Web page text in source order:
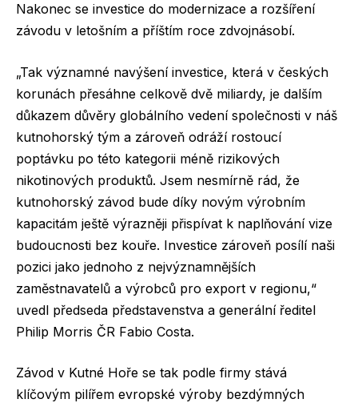
Nakonec se investice do modernizace a rozšíření
závodu v letošním a příštím roce zdvojnásobí.
„Tak významné navýšení investice, která v českých
korunách přesáhne celkově dvě miliardy, je dalším
důkazem důvěry globálního vedení společnosti v náš
kutnohorský tým a zároveň odráží rostoucí
poptávku po této kategorii méně rizikových
nikotinových produktů. Jsem nesmírně rád, že
kutnohorský závod bude díky novým výrobním
kapacitám ještě výrazněji přispívat k naplňování vize
budoucnosti bez kouře. Investice zároveň posílí naši
pozici jako jednoho z nejvýznamnějších
zaměstnavatelů a výrobců pro export v regionu,“
uvedl předseda představenstva a generální ředitel
Philip Morris ČR Fabio Costa.
Závod v Kutné Hoře se tak podle firmy stává
klíčovým pilířem evropské výroby bezdýmných